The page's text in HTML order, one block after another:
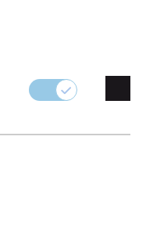
Bodyspray, Body